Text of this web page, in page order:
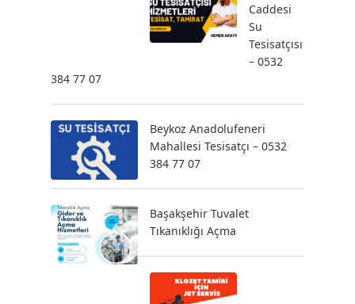
Caddesi
Su
Tesisatçısı
– 0532
384 77 07
Beykoz Anadolufeneri
Mahallesi Tesisatçı – 0532
384 77 07
Başakşehir Tuvalet
Tıkanıklığı Açma